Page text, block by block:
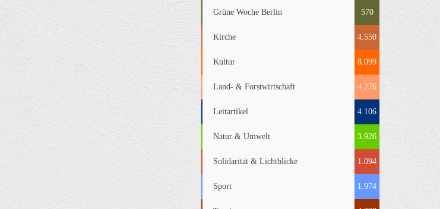
Grüne Woche Berlin 570
Kirche 4.550
Kultur 8.099
Land- & Forstwirtschaft 4.276
Leitartikel 4.106
Natur & Umwelt 3.926
Solidarität & Lichtblicke 1.094
Sport 1.974